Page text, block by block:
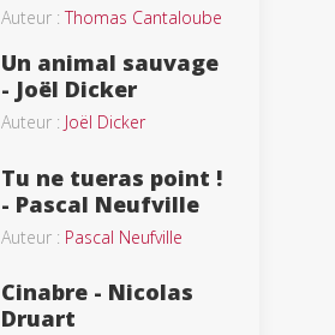
Auteur :Thomas Cantaloube
Un animal sauvage
- Joël Dicker
Auteur : Joël Dicker
Tu ne tueras point !
- Pascal Neufville
Auteur : Pascal Neufville
Cinabre - Nicolas
Druart